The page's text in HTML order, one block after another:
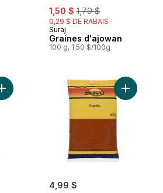
sale:
1,50 $ , formerly:
1,79 $
0,29 $ DE RABAIS
Suraj
Graines d'ajowan
100 g, 1,50 $/100g
Ajouter Graines de fenugrec (Methi
4,99 $
Ajouter